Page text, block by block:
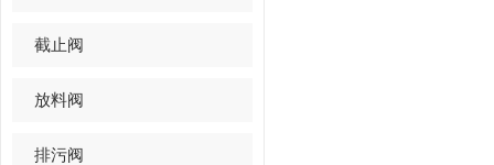
截止阀
放料阀
排污阀